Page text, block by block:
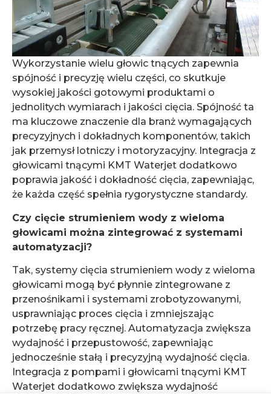
Wykorzystanie wielu głowic tnących zapewnia
spójność i precyzję wielu części, co skutkuje
wysokiej jakości gotowymi produktami o
jednolitych wymiarach i jakości cięcia. Spójność ta
ma kluczowe znaczenie dla branż wymagających
precyzyjnych i dokładnych komponentów, takich
jak przemysł lotniczy i motoryzacyjny. Integracja z
głowicami tnącymi KMT Waterjet dodatkowo
poprawia jakość i dokładność cięcia, zapewniając,
że każda część spełnia rygorystyczne standardy.
Czy cięcie strumieniem wody z wieloma
głowicami można zintegrować z systemami
automatyzacji?
Tak, systemy cięcia strumieniem wody z wieloma
głowicami mogą być płynnie zintegrowane z
przenośnikami i systemami zrobotyzowanymi,
usprawniając proces cięcia i zmniejszając
potrzebę pracy ręcznej. Automatyzacja zwiększa
wydajność i przepustowość, zapewniając
jednocześnie stałą i precyzyjną wydajność cięcia.
Integracja z pompami i głowicami tnącymi KMT
Waterjet dodatkowo zwiększa wydajność